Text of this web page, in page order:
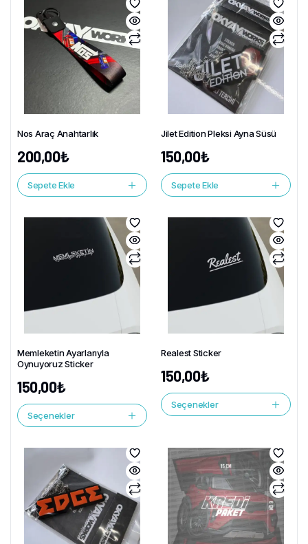
Nos Araç Anahtarlık
200,00₺
Sepete Ekle
Jilet Edition Pleksi Ayna Süsü
150,00₺
Sepete Ekle
Memleketin Ayarlarıyla
Oynuyoruz Sticker
150,00₺
Seçenekler
Realest Sticker
150,00₺
Seçenekler